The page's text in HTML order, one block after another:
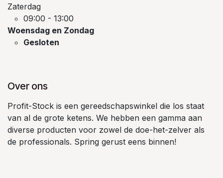
Zaterdag
09:00 - 13:00
Woensdag en Zondag
Gesloten
Over ons
Profit-Stock is een gereedschapswinkel die los staat
van al de grote ketens. We hebben een gamma aan
diverse producten voor zowel de doe-het-zelver als
de professionals. Spring gerust eens binnen!